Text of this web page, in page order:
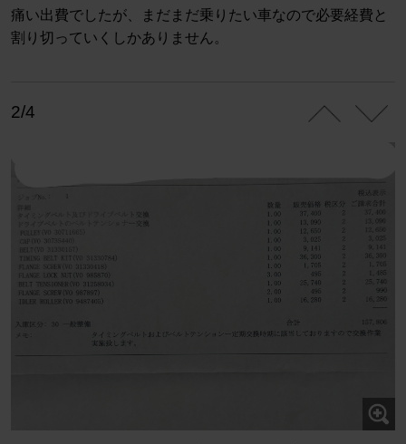
痛い出費でしたが、まだまだ乗りたい車なので必要経費と
割り切っていくしかありません。
2/4